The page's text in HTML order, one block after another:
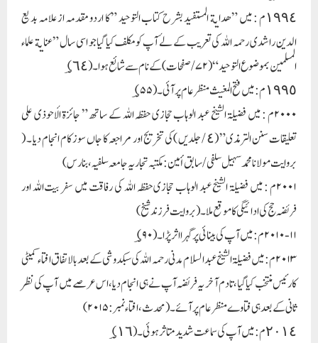
١٩٩٤م : میں ” هداية المستفيد بشرح كتاب التوحيد ” کا اردو مقدمہ از علامہ بدیع
الدین راشدی رحمہ اللہ کی تعریب کے لۓ آپ کو مکلف کیا گیا جو اسی سال ”عناية علماء
المسلمين بموضوع التوحيد “ (۷۲ /صفحات ) کے نام سے شائع ہوا ۔(؃٦٤)
١٩٩٥م : میں فتح المغیث منظر عام پر آئی ۔( ؃۵۵)
۲۰۰۰م : میں فضیلۃ الشیخ عبد الوہاب حجازی حفظہ اللہ کے ساتھ ” جائزۃ الأحوذی علی
تعلیقات سنن الترمذی” (٤ / جلدیں )کی تخریج اور مراجعہ کا جاں سوز کام انجام دیا ۔ (
بروایت مولانا محمد سہیل سلفی / سابق أمین : مکتبہ تجاریہ جامعہ سلفیہ ، بنارس )
۲۰۰۱م : میں فضیلۃ الشیخ عبد الوہاب حجازی حفظہ اللہ کی رفاقت میں سفر بیت اللہ اور
فریضہ حج کی ادائیگی کا موقع ملا ۔ ( بروایت فرزند شیخ )
۲۰۱۰-۱۱م : میں آپ کی بینائی پر گہرا اثر پڑا ۔(؃۹۰)
۲۰۱۳م : میں فضیلۃ الشیخ عبد السلام مدنی رحمہ اللہ کی سبکدوشی کے بعد بالاتفاق افتاء کمیٹی
کا رئیس منتخب کیا گیا ، تا دم آخر یہ فریضہ آپ نے ہی انجام دیا ، اس عرصے میں آپ کی نظر
ثانی کے بعد ہی فتاوے منظر عام پر آئے ۔ ( محدث ، افتاء نمبر :۲۰۱۵)
٢٠١٤م : میں آپ کی سماعت شدید متاثر ہوئی ۔ (؃١٦ )